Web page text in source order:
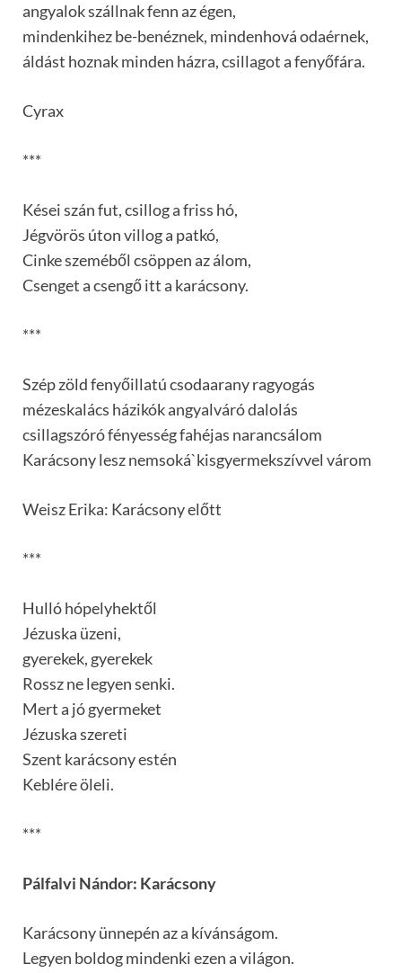
angyalok szállnak fenn az égen,
mindenkihez be-benéznek, mindenhová odaérnek,
áldást hoznak minden házra, csillagot a fenyőfára.
Cyrax
***
Kései szán fut, csillog a friss hó,
Jégvörös úton villog a patkó,
Cinke szeméből csöppen az álom,
Csenget a csengő itt a karácsony.
***
Szép zöld fenyőillatú csodaarany ragyogás
mézeskalács házikók angyalváró dalolás
csillagszóró fényesség fahéjas narancsálom
Karácsony lesz nemsoká`kisgyermekszívvel várom
Weisz Erika: Karácsony előtt
***
Hulló hópelyhektől
Jézuska üzeni,
gyerekek, gyerekek
Rossz ne legyen senki.
Mert a jó gyermeket
Jézuska szereti
Szent karácsony estén
Keblére öleli.
***
Pálfalvi Nándor: Karácsony
Karácsony ünnepén az a kívánságom.
Legyen boldog mindenki ezen a világon.